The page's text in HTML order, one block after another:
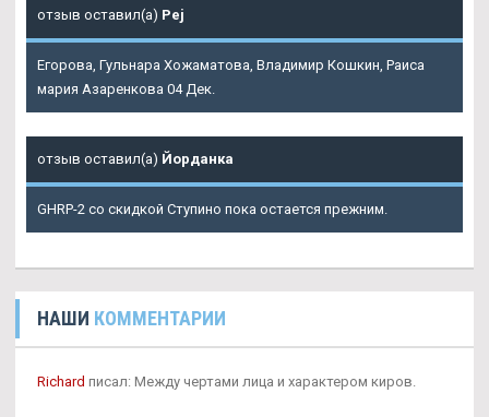
отзыв оставил(а) Pej
Егорова, Гульнара Хожаматова, Владимир Кошкин, Раиса
мария Азаренкова 04 Дек.
отзыв оставил(а) Йорданка
GHRP-2 со скидкой Ступино пока остается прежним.
НАШИ КОММЕНТАРИИ
Richard писал: Между чертами лица и характером киров.